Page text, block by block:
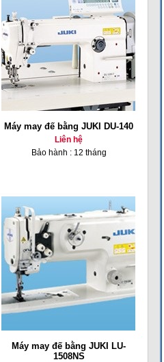
Máy may đế bằng JUKI DU-140
Liên hệ
Bảo hành : 12 tháng
Máy may đế bằng JUKI LU-
1508NS